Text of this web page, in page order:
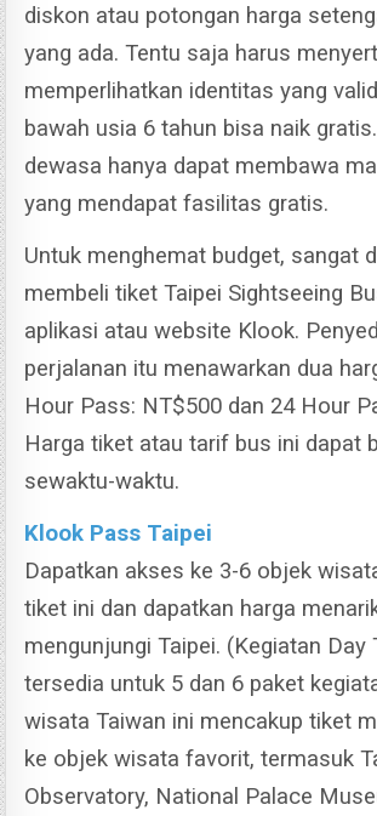
diskon atau potongan harga
yang ada. Tentu saja harus
memperlihatkan identitas yang
bawah usia 6 tahun bisa naik
dewasa hanya dapat membawa
yang mendapat fasilitas gratis.
Untuk menghemat budget, sangat
membeli tiket Taipei Sightseeing
aplikasi atau website Klook.
perjalanan itu menawarkan dua
Hour Pass: NT$500 dan 24 Hour
Harga tiket atau tarif bus ini dapat
sewaktu-waktu.
Klook Pass Taipei
Dapatkan akses ke 3-6 objek
tiket ini dan dapatkan harga
mengunjungi Taipei. (Kegiatan Day
tersedia untuk 5 dan 6 paket
wisata Taiwan ini mencakup tiket
ke objek wisata favorit, termasuk
Observatory, National Palace